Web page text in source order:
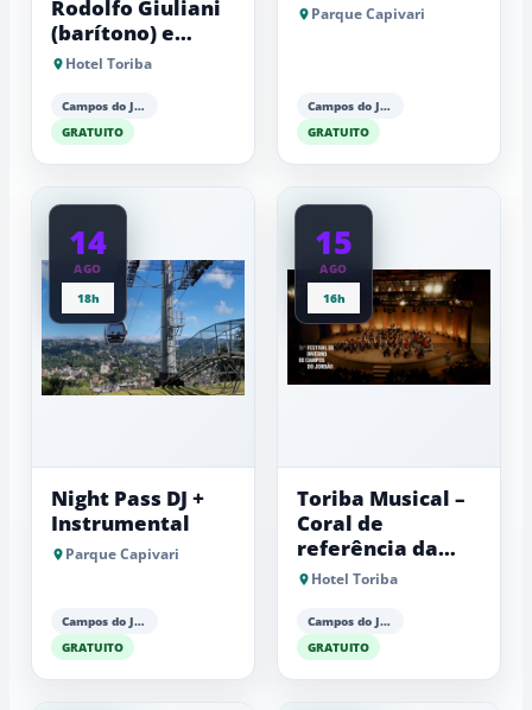
Rodolfo Giuliani
(barítono) e
Antonio Luiz
Hotel Toriba
Campos do Jordão
GRATUITO
Parque Capivari
Campos do Jordão
GRATUITO
14
AGO
18h
Night Pass DJ +
Instrumental
Parque Capivari
Campos do Jordão
GRATUITO
15
AGO
16h
Toriba Musical –
Coral de
referência da
Fundação Lia
Hotel Toriba
Campos do Jordão
GRATUITO